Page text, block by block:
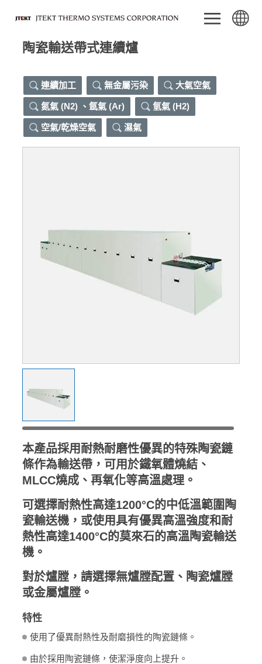
陶瓷輸送帶式連續爐
連續加工 無金屬污染 大氣空氣
氮氣 (N2) 、氬氣 (Ar) 氫氣 (H2)
空氣/乾燥空氣 濕氣
本產品採用耐熱耐磨性優異的特殊陶瓷鏈
條作為輸送帶，可用於鐵氧體燒結、
MLCC燒成、再氧化等高溫處理。
可選擇耐熱性高達1200°C的中低溫範圍陶
瓷輸送機，或使用具有優異高溫強度和耐
熱性高達1400°C的莫來石的高溫陶瓷輸送
機。
對於爐膛，請選擇無爐膛配置、陶瓷爐膛
或金屬爐膛。
特性
使用了優異耐熱性及耐磨損性的陶瓷鏈條。
由於採用陶瓷鏈條，使潔淨度向上提升。